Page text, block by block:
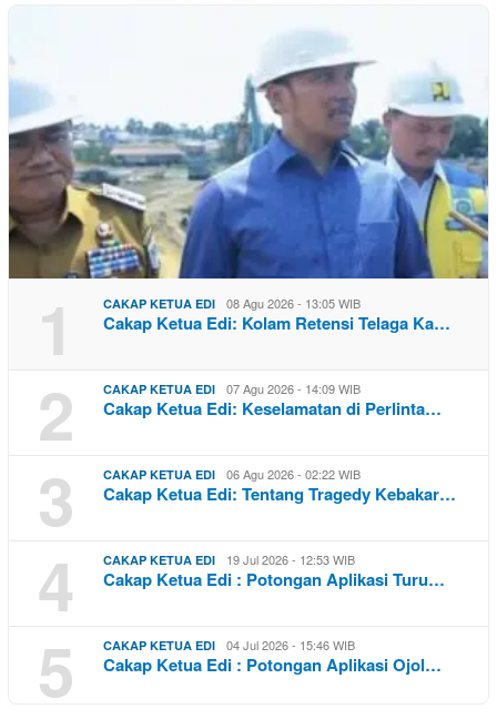
1 CAKAP KETUA EDI 08 Agu 2026 - 13:05 WIB
Cakap Ketua Edi: Kolam Retensi Telaga Ka…
2 CAKAP KETUA EDI 07 Agu 2026 - 14:09 WIB
Cakap Ketua Edi: Keselamatan di Perlinta…
3 CAKAP KETUA EDI 06 Agu 2026 - 02:22 WIB
Cakap Ketua Edi: Tentang Tragedy Kebakar…
4 CAKAP KETUA EDI 19 Jul 2026 - 12:53 WIB
Cakap Ketua Edi : Potongan Aplikasi Turu…
5 CAKAP KETUA EDI 04 Jul 2026 - 15:46 WIB
Cakap Ketua Edi : Potongan Aplikasi Ojol…